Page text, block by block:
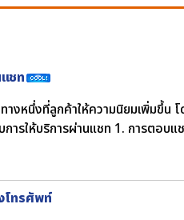
ชท
งหนึ่งที่ลูกค้าให้ความนิยมเพิ่มขึ้น โ
ารให้บริการผ่านแชท 1. การตอบ
โทรศัพท์